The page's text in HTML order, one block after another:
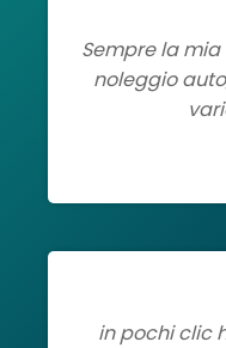
Sempre la
noleggio
in pochi clic